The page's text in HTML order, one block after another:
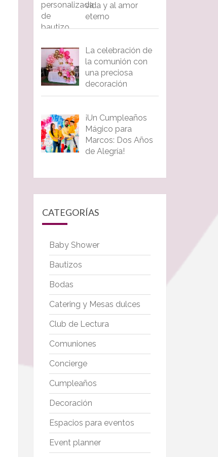
vida y al amor
eterno
La celebración de
la comunión con
una preciosa
decoración
¡Un Cumpleaños
Mágico para
Marcos: Dos Años
de Alegría!
CATEGORÍAS
Baby Shower
Bautizos
Bodas
Catering y Mesas dulces
Club de Lectura
Comuniones
Concierge
Cumpleaños
Decoración
Espacios para eventos
Event planner